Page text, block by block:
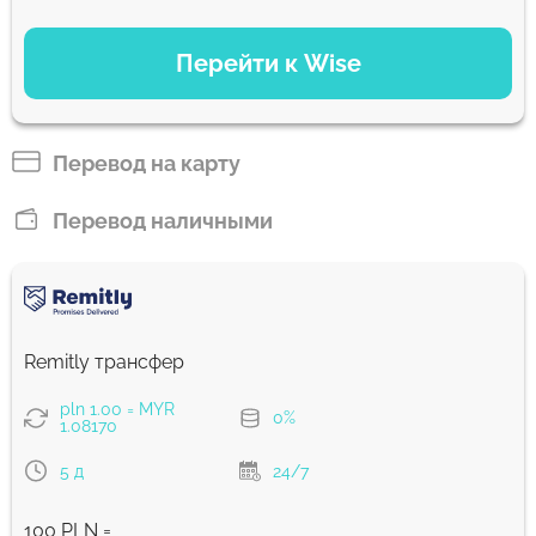
Перейти к Wise
ВАРИАНТЫ ОПЛАТЫ
Оплатить банковским переводом
105.89 MYR 14 ч
Комиссия Strumok, всегда 0%
Перевод на карту
Перевод наличными
Remitly трансфер
pln 1.00 = MYR
1.08170
0%
5 д 24/7
100 PLN =